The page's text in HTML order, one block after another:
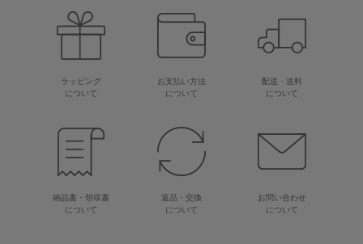
ラッピング
について
お支払い方法
について
配送・送料
について
納品書・領収書
について
返品・交換
について
お問い合わせ
について